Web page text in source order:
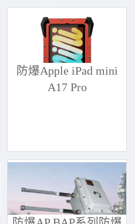
防爆Apple iPad mini
A17 Pro